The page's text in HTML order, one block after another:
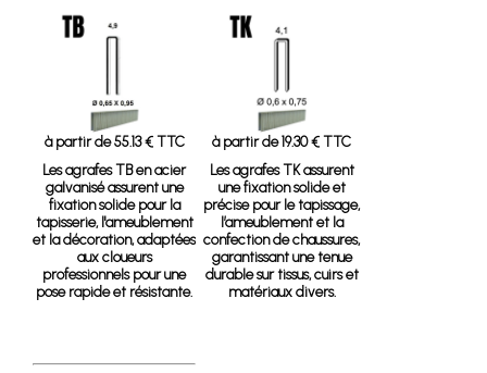
à partir de 55.13 € TTC
Les agrafes TB en acier
galvanisé assurent une
fixation solide pour la
tapisserie, l'ameublement
et la décoration, adaptées
aux cloueurs
professionnels pour une
pose rapide et résistante.
à partir de 19.30 € TTC
Les agrafes TK assurent
une fixation solide et
précise pour le tapissage,
l’ameublement et la
confection de chaussures,
garantissant une tenue
durable sur tissus, cuirs et
matériaux divers.